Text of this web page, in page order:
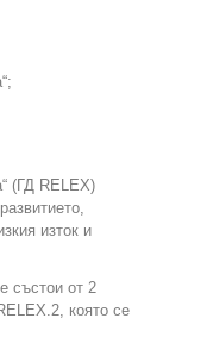
(ГД RELEX)
изток и
състои от 2
която се